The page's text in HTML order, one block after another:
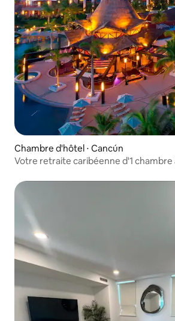
Chambre d'hôtel ⋅ Cancún
Votre retraite caribéenne d'1 chambre